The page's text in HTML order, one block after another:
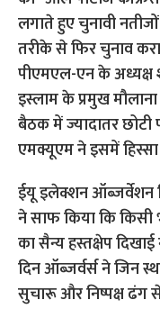
ईयू इलेक्शन ऑब्जर्वेशन
ने साफ किया कि किसी
का सैन्य हस्तक्षेप
दिन ऑब्जर्वर्स ने जिन
सुचारू और निष्पक्ष ढंग से